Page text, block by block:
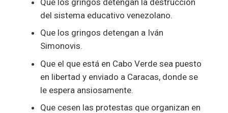
del sistema educativo venezolano.
Que los gringos detengan a Iván
Simonovis.
Que el que está en Cabo Verde sea puesto
en libertad y enviado a Caracas, donde se
le espera ansiosamente.
Que cesen las protestas que organizan en